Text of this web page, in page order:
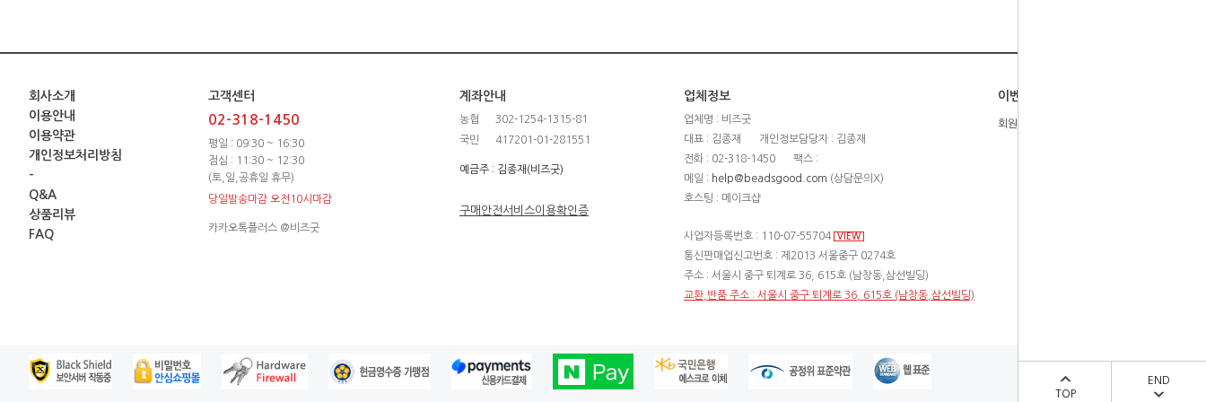
TOP
END
회사소개
이용안내
이용약관
개인정보처리방침
-
Q&A
상품리뷰
FAQ
고객센터
02-318-1450
평일 : 09:30 ~ 16:30
점심 : 11:30 ~ 12:30
(토,일,공휴일 휴무)
당일발송마감 오전10시마감
카카오톡플러스 @비즈굿
계좌안내
농협
302-1254-1315-81
국민
417201-01-281551
예금주 : 김종재(비즈굿)
구매안전서비스이용확인증
업체정보
업체명 : 비즈굿
대표 : 김종재
개인정보담당자 : 김종재
전화 : 02-318-1450
팩스 :
메일 : help@beadsgood.com (상담문의X)
호스팅 : 메이크샵
사업자등록번호 : 110-07-55704 VIEW
통신판매업신고번호 : 제2013 서울중구 0274호
주소 : 서울시 중구 퇴계로 36, 615호 (남창동,삼선빌딩)
교환,반품 주소 : 서울시 중구 퇴계로 36, 615호 (남창동,삼선빌딩)
이벤트
회원등급제